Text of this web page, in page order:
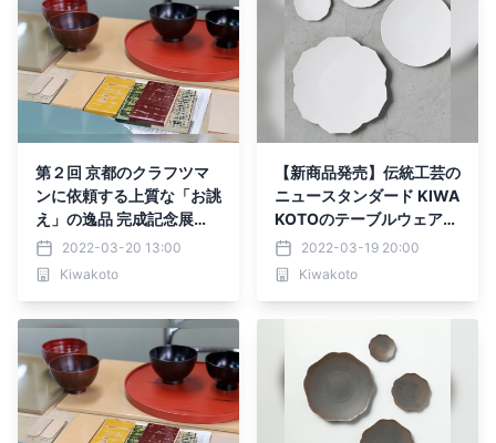
第２回 京都のクラフツマ
ンに依頼する上質な「お誂
え」の逸品 完成記念展
示・オーダー会のご案内
2022-03-20 13:00
Kiwakoto
【新商品発売】伝統工芸の
ニュースタンダード KIWA
KOTOのテーブルウェア
【雪】2022-03-19 20:00
Kiwakoto